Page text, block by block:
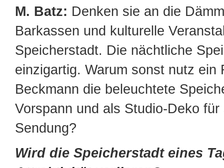
M. Batz: Denken sie an die
Barkassen und kulturelle
Speicherstadt. Die nächtliche
einzigartig. Warum sonst nutz ein
Beckmann die beleuchtete
Vorspann und als Studio-Deko für
Sendung?
Wird die Speicherstadt eines